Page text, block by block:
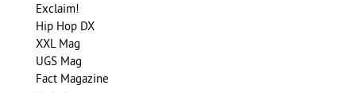
Exclaim!
Hip Hop DX
XXL Mag
UGS Mag
Fact Magazine